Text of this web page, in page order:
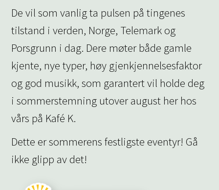
De vil som vanlig ta pulsen på tingenes
tilstand i verden, Norge, Telemark og
Porsgrunn i dag. Dere møter både gamle
kjente, nye typer, høy gjenkjennelsesfaktor
og god musikk, som garantert vil holde deg
i sommerstemning utover august her hos
vårs på Kafé K.
Dette er sommerens festligste eventyr! Gå
ikke glipp av det!